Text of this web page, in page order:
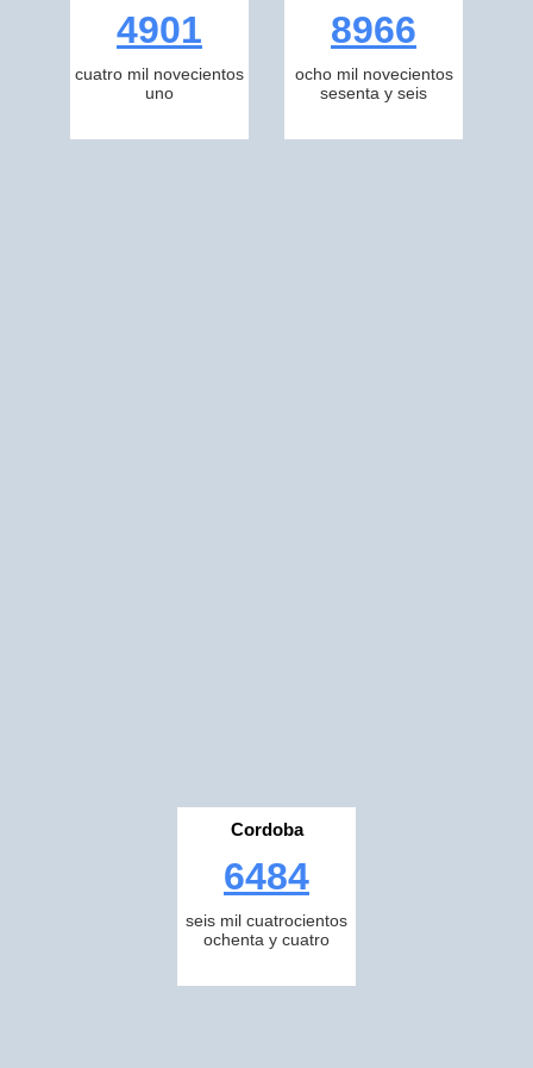
4901
cuatro mil novecientos
uno
8966
ocho mil novecientos
sesenta y seis
Cordoba
6484
seis mil cuatrocientos
ochenta y cuatro